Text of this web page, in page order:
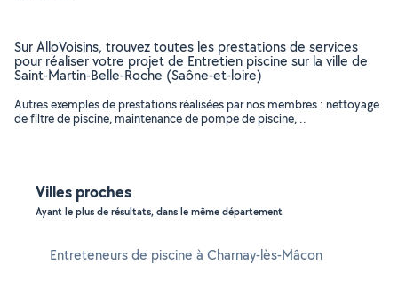
Sur AlloVoisins, trouvez toutes les prestations de services
pour réaliser votre projet de Entretien piscine sur la ville de
Saint-Martin-Belle-Roche (Saône-et-loire)
Autres exemples de prestations réalisées par nos membres : nettoyage
de filtre de piscine, maintenance de pompe de piscine, ..
Villes proches
Ayant le plus de résultats, dans le même département
Entreteneurs de piscine à Charnay-lès-Mâcon